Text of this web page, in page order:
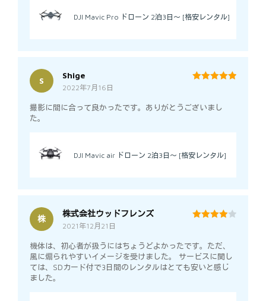
DJI Mavic Pro ドローン 2泊3日～ [格安レンタル]
S
Shige
2022年7月16日
撮影に間に合って良かったです。ありがとうございまし
た。
DJI Mavic air ドローン 2泊3日～ [格安レンタル]
株
株式会社ウッドフレンズ
2021年12月21日
機体は、初心者が扱うにはちょうどよかったです。ただ、
風に煽られやすいイメージを受けました。 サービスに関し
ては、SDカード付で3日間のレンタルはとても安いと感じ
ました。